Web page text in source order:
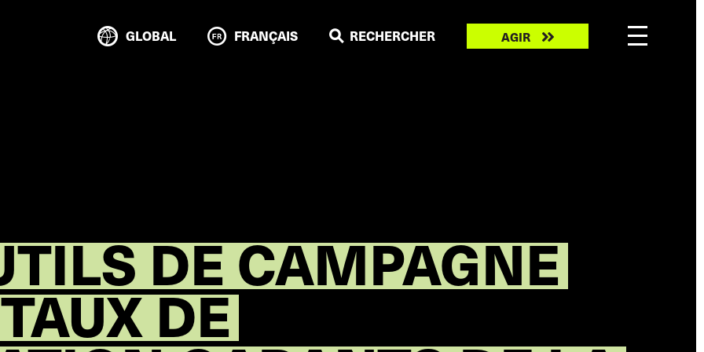
DE CAMPAGNE
DE
GLOBAL FRANÇAIS RECHERCHER
TakeAGIR